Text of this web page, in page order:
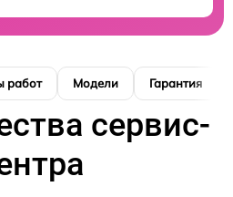
работ Модели Гарантия
сервис-